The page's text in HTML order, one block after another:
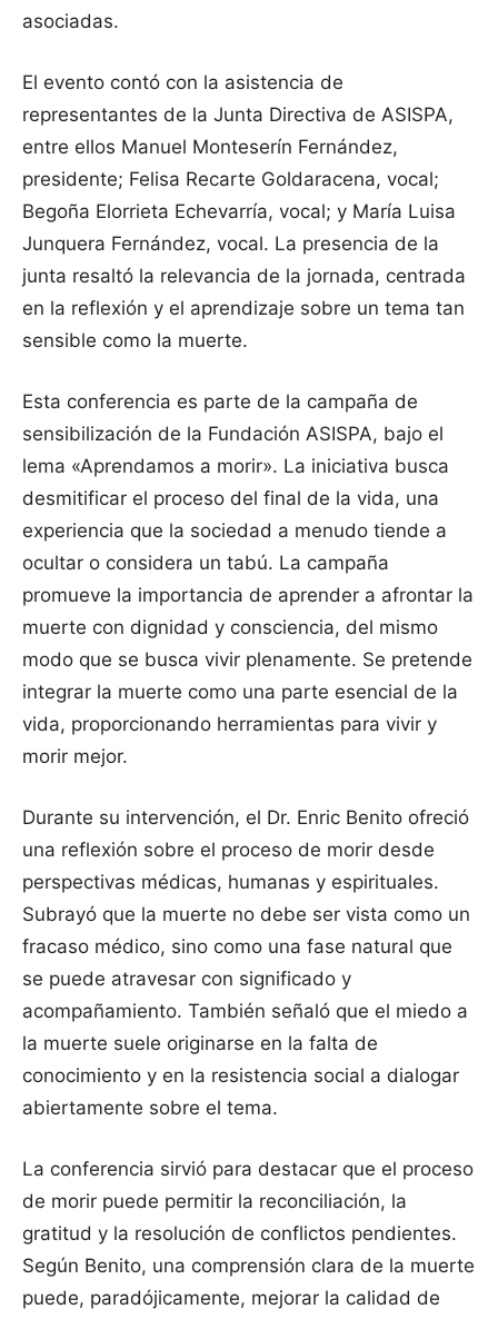
asociadas.
El evento contó con la asistencia de
representantes de la Junta Directiva de ASISPA,
entre ellos Manuel Monteserín Fernández,
presidente; Felisa Recarte Goldaracena, vocal;
Begoña Elorrieta Echevarría, vocal; y María Luisa
Junquera Fernández, vocal. La presencia de la
junta resaltó la relevancia de la jornada, centrada
en la reflexión y el aprendizaje sobre un tema tan
sensible como la muerte.
Esta conferencia es parte de la campaña de
sensibilización de la Fundación ASISPA, bajo el
lema «Aprendamos a morir». La iniciativa busca
desmitificar el proceso del final de la vida, una
experiencia que la sociedad a menudo tiende a
ocultar o considera un tabú. La campaña
promueve la importancia de aprender a afrontar la
muerte con dignidad y consciencia, del mismo
modo que se busca vivir plenamente. Se pretende
integrar la muerte como una parte esencial de la
vida, proporcionando herramientas para vivir y
morir mejor.
Durante su intervención, el Dr. Enric Benito ofreció
una reflexión sobre el proceso de morir desde
perspectivas médicas, humanas y espirituales.
Subrayó que la muerte no debe ser vista como un
fracaso médico, sino como una fase natural que
se puede atravesar con significado y
acompañamiento. También señaló que el miedo a
la muerte suele originarse en la falta de
conocimiento y en la resistencia social a dialogar
abiertamente sobre el tema.
La conferencia sirvió para destacar que el proceso
de morir puede permitir la reconciliación, la
gratitud y la resolución de conflictos pendientes.
Según Benito, una comprensión clara de la muerte
puede, paradójicamente, mejorar la calidad de